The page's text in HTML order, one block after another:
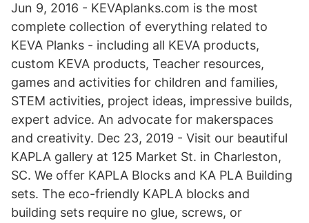
Jun 9, 2016 - KEVAplanks.com is the most
complete collection of everything related to
KEVA Planks - including all KEVA products,
custom KEVA products, Teacher resources,
games and activities for children and families,
STEM activities, project ideas, impressive builds,
expert advice. An advocate for makerspaces
and creativity. Dec 23, 2019 - Visit our beautiful
KAPLA gallery at 125 Market St. in Charleston,
SC. We offer KAPLA Blocks and KA PLA Building
sets. The eco-friendly KAPLA blocks and
building sets require no glue, screws, or